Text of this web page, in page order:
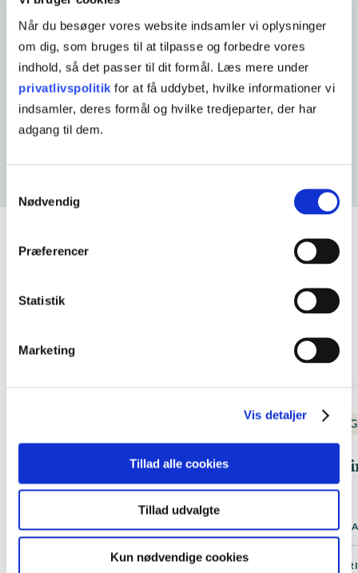
Når du besøger vores website indsamler vi oplysninger
om dig, som bruges til at tilpasse og forbedre vores
indhold, så det passer til dit formål. Læs mere under
privatlivspolitik for at få uddybet, hvilke informationer vi
indsamler, deres formål og hvilke tredjeparter, der har
adgang til dem.
Nødvendig
Præferencer
Statistik
Marketing
Vis detaljer
Tillad alle cookies
Tillad udvalgte
Kun nødvendige cookies
sparer både tid og udgifter til transport til vores
kursuscenter i Odense.
Se alle onlinekurser
onlinekurser
Se alle online AMU-kurser
Grafik og tekster til hjemmesiden
STARTDATO Løbende